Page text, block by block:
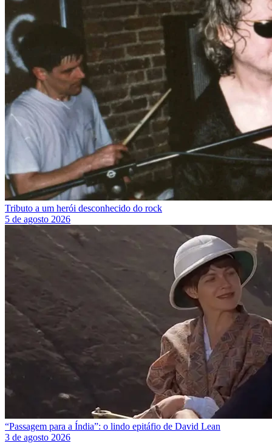
Tributo a um herói desconhecido do rock
5 de agosto 2026
“Passagem para a Índia”: o lindo epitáfio de David Lean
3 de agosto 2026